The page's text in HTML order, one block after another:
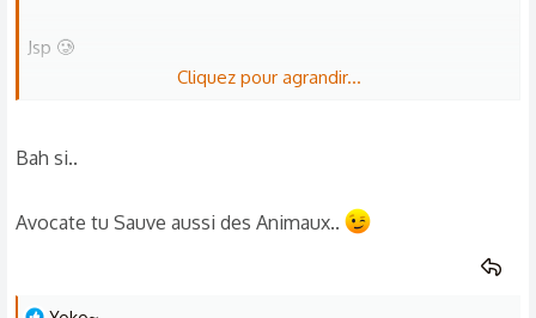
Jsp 🥲
Je vais réfléchir x)
Cliquez pour agrandir...
Bah si..
Avocate tu Sauve aussi des Animaux..